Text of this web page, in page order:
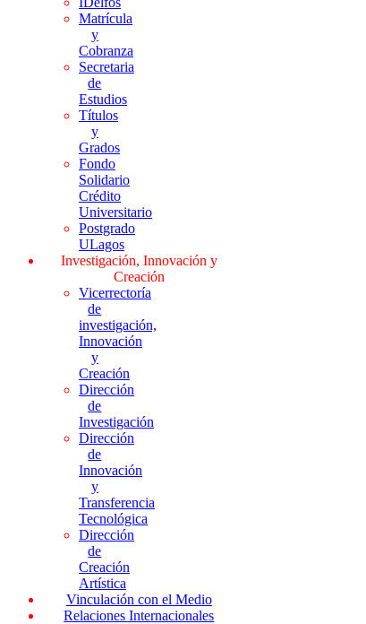
Matrícula
y
Cobranza
Secretaria
de
Estudios
Títulos
y
Grados
Fondo
Solidario
Crédito
Universitario
Postgrado
ULagos
Investigación, Innovación y
Creación
Vicerrectoría
de
investigación,
Innovación
y
Creación
Dirección
de
Investigación
Dirección
de
Innovación
y
Transferencia
Tecnológica
Dirección
de
Creación
Artística
Vinculación con el Medio
Relaciones Internacionales